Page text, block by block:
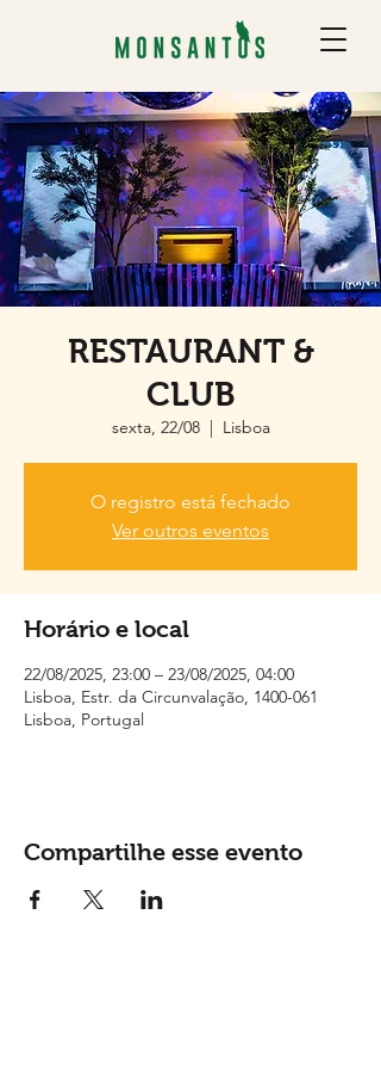
RESTAURANT &
CLUB
sexta, 22/08
  |
Lisboa
O registro está fechado
Ver outros eventos
Horário e local
22/08/2025, 23:00 – 23/08/2025, 04:00
Lisboa, Estr. da Circunvalação, 1400-061
Lisboa, Portugal
Compartilhe esse evento